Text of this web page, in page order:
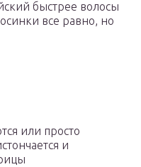
быстрее волосы
все равно, но
или просто
и